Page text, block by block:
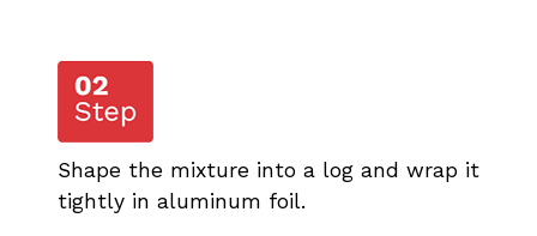
Shape the mixture into a log and wrap it
tightly in aluminum foil.